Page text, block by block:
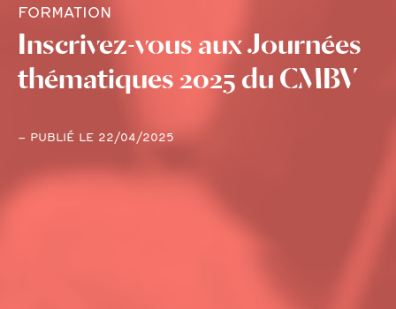
FORMATION
Inscrivez-vous aux Journées
thématiques 2025 du CMBV
– PUBLIÉ LE 22/04/2025